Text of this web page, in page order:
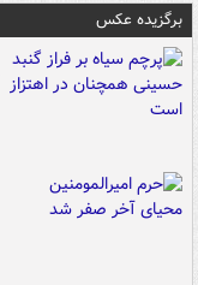
برگزیده عکس